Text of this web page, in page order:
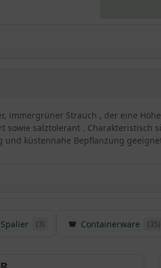
Strauch , der eine
salztolerant .
küstennahe Bepflanzung
verwendet zu werden. Die
Spalier (3) Containerware (35)